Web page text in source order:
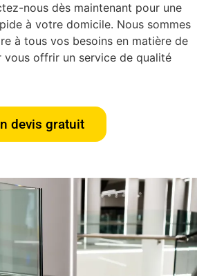
nous dès maintenant pour une
à votre domicile. Nous sommes
à tous vos besoins en matière de
offrir un service de qualité
devis gratuit